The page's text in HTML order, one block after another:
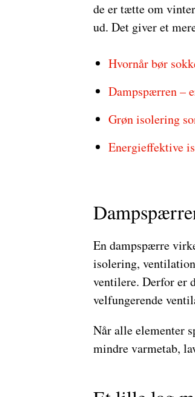
de er tætte om
ud. Det giver et
Hvornår bør
Dampspærren –
Grøn isolering
Energieffektive
En dampspærre
isolering,
ventilere. Derfor er
velfungerende
Når alle elementer
mindre varmetab,